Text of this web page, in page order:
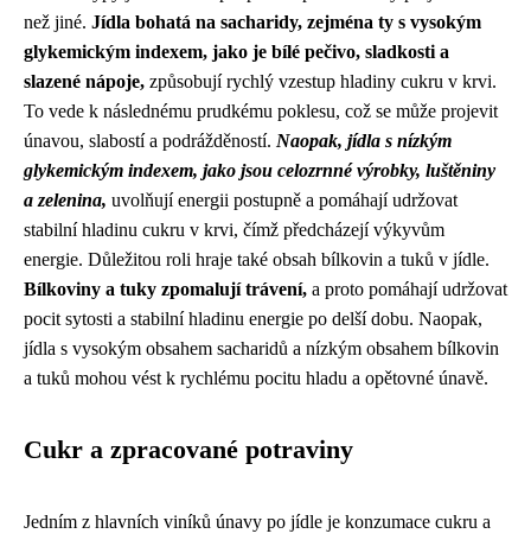
než jiné. Jídla bohatá na sacharidy, zejména ty s vysokým
glykemickým indexem, jako je bílé pečivo, sladkosti a
slazené nápoje, způsobují rychlý vzestup hladiny cukru v krvi.
To vede k následnému prudkému poklesu, což se může projevit
únavou, slabostí a podrážděností. Naopak, jídla s nízkým
glykemickým indexem, jako jsou celozrnné výrobky, luštěniny
a zelenina, uvolňují energii postupně a pomáhají udržovat
stabilní hladinu cukru v krvi, čímž předcházejí výkyvům
energie. Důležitou roli hraje také obsah bílkovin a tuků v jídle.
Bílkoviny a tuky zpomalují trávení, a proto pomáhají udržovat
pocit sytosti a stabilní hladinu energie po delší dobu. Naopak,
jídla s vysokým obsahem sacharidů a nízkým obsahem bílkovin
a tuků mohou vést k rychlému pocitu hladu a opětovné únavě.
Cukr a zpracované potraviny
Jedním z hlavních viníků únavy po jídle je konzumace cukru a